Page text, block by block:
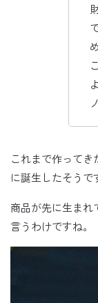
これまで作って
に誕生したそうで
商品が先に生まれ
言うわけですね。